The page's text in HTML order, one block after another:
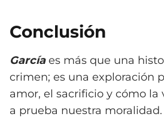
Conclusión
García es más que una
crimen; es una exploración
amor, el sacrificio y cómo
a prueba nuestra moralidad.